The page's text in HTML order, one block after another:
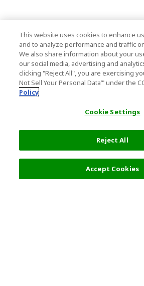
This website uses cookies to enhance
and to analyze performance and traffic
We also share information about your
our social media, advertising and
clicking "Reject All", you are exercising
Not Sell Your Personal Data’" under the
Policy
Cookie Settings
Reject All
Accept Cookies